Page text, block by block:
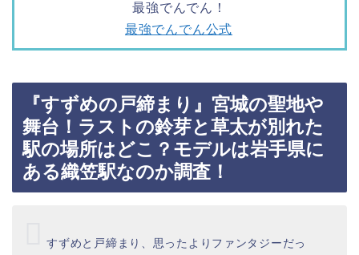
最強でんでん！
最強でんでん公式
『すずめの戸締まり』宮城の聖地や
舞台！ラストの鈴芽と草太が別れた
駅の場所はどこ？モデルは岩手県に
ある織笠駅なのか調査！
すずめと戸締まり、思ったよりファンタジーだっ